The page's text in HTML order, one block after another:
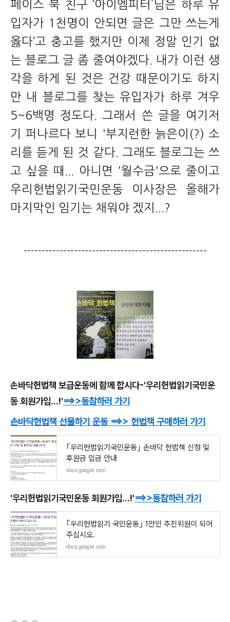
페이스 북 친구 ‘아이엠피터’님은 하루 유
입자가 1천명이 안되면 글은 그만 쓰는게
옳다‘고 충고를 했지만 이제 정말 인기 없
는 블로그 글 좀 줄여야겠다. 내가 이런 생
각을 하게 된 것은 건강 때문이기도 하지
만 내 블로그를 찾는 유입자가 하루 겨우
5~6백명 정도다. 그래서 쓴 글을 여기저
기 퍼나르다 보니 '부지런한 늙은이(?) 소
리를 듣게 된 것 같다. 그래도 블로그는 쓰
고 싶을 때... 아니면 '월수금'으로 줄이고
우리헌법읽기국민운동 이사장은 올해가
마지막인 임기는 채워야 겠지...?
---------------------------------------------------
손바닥헌법책 보급운동에 함께 합시다-'우리헌법읽기국민운
동 회원가입...!'==>>동참하러 가기
손바닥헌법책 선물하기 운동 ==>> 헌법책 구매하러 가기
｢우리헌법읽기국민운동｣ 손바닥 헌법책 신청 및
후원금 입금 안내
docs.google.com
'우리헌법읽기국민운동 회원가입...!'==>>동참하러 가기
｢우리헌법읽기 국민운동｣ 1만인 추진위원이 되어
주십시오.
docs.google.com